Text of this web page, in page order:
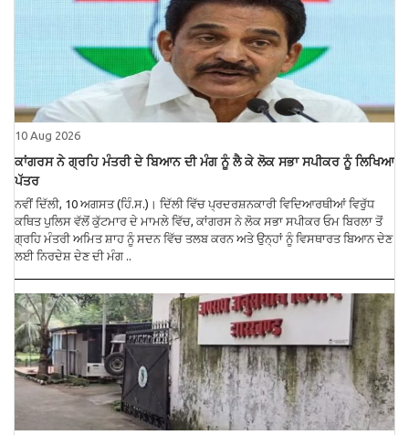
10 Aug 2026
ਕਾਂਗਰਸ ਨੇ ਗ੍ਰਹਿ ਮੰਤਰੀ ਦੇ ਬਿਆਨ ਦੀ ਮੰਗ ਨੂੰ ਲੈ ਕੇ ਲੋਕ ਸਭਾ ਸਪੀਕਰ ਨੂੰ ਲਿਖਿਆ
ਪੱਤਰ
ਨਵੀਂ ਦਿੱਲੀ, 10 ਅਗਸਤ (ਹਿੰ.ਸ.)। ਦਿੱਲੀ ਵਿੱਚ ਪ੍ਰਦਰਸ਼ਨਕਾਰੀ ਵਿਦਿਆਰਥੀਆਂ ਵਿਰੁੱਧ
ਕਥਿਤ ਪੁਲਿਸ ਵੱਲੋਂ ਕੁੱਟਮਾਰ ਦੇ ਮਾਮਲੇ ਵਿੱਚ, ਕਾਂਗਰਸ ਨੇ ਲੋਕ ਸਭਾ ਸਪੀਕਰ ਓਮ ਬਿਰਲਾ ਤੋਂ
ਗ੍ਰਹਿ ਮੰਤਰੀ ਅਮਿਤ ਸ਼ਾਹ ਨੂੰ ਸਦਨ ਵਿੱਚ ਤਲਬ ਕਰਨ ਅਤੇ ਉਨ੍ਹਾਂ ਨੂੰ ਵਿਸਥਾਰਤ ਬਿਆਨ ਦੇਣ
ਲਈ ਨਿਰਦੇਸ਼ ਦੇਣ ਦੀ ਮੰਗ ..